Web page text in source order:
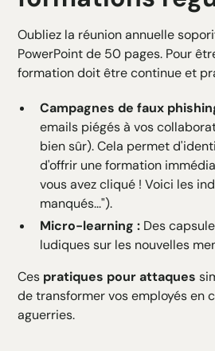
Oubliez la réunion annuelle
PowerPoint de 50 pages. Pour
formation doit être continue et
Campagnes de faux
emails piégés à vos
bien sûr). Cela permet
d'offrir une formation
vous avez cliqué ! Voici les
manqués...").
Micro-learning : Des
ludiques sur les nouvelles
Ces pratiques pour attaques
de transformer vos employés en
aguerries.